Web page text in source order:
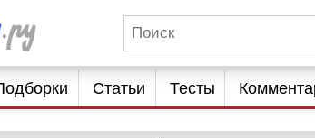
Статьи Тесты